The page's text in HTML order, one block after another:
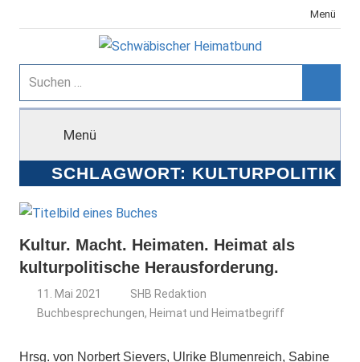
Inhalt
Menü
Schwäbischer
Heimatbund
Suchen
nach:
Menü
SCHLAGWORT: KULTURPOLITIK
Kultur. Macht. Heimaten. Heimat als
kulturpolitische Herausforderung.
11. Mai 2021
SHB Redaktion
Buchbesprechungen, Heimat und Heimatbegriff
Hrsg. von Norbert Sievers, Ulrike Blumenreich, Sabine